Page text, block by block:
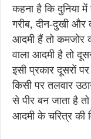
कहना है कि दुनिया
गरीब, दीन-दुखी और
आदमी हैं तो कमजोर
वाला आदमी है तो
इसी प्रकार दूसरों
किसी पर तलवार
से पीर बन जाता है
आदमी के चरित्र की